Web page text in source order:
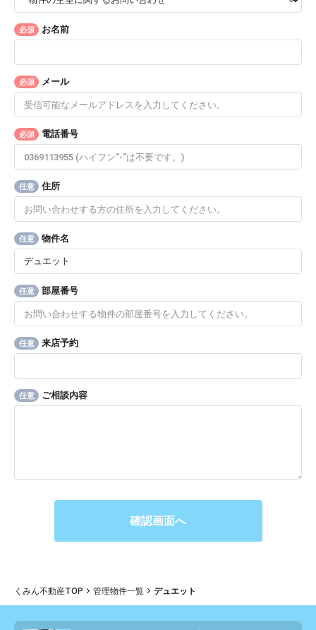
必須 お名前
必須 メール
必須 電話番号
任意 住所
任意 物件名
任意 部屋番号
任意 来店予約
任意 ご相談内容
くみん不動産TOP 管理物件一覧 デュエット